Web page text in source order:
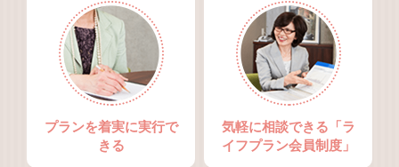
プランを着実に実行で
きる
気軽に相談できる「ラ
イフプラン会員制度」